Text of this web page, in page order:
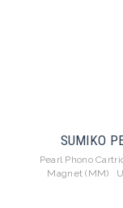
SUMIKO
Pearl Phono
Magnet (MM)